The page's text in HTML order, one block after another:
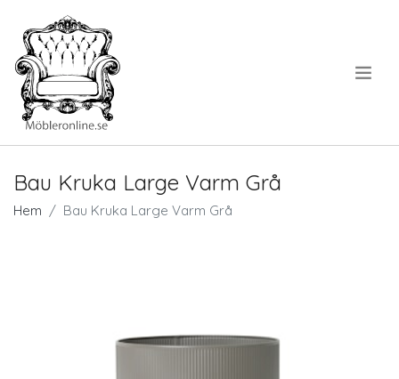
Bau Kruka Large Varm Grå
Hem Bau Kruka Large Varm Grå